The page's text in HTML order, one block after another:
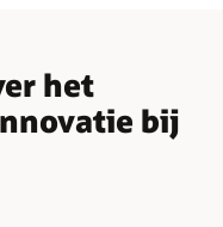
het
bij